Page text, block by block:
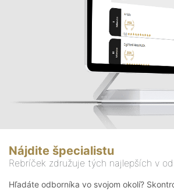
Nájdite špecialistu
Rebríček združuje tých najlepších v
Hľadáte odborníka vo svojom okolí?